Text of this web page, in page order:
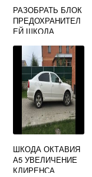
РАЗОБРАТЬ БЛОК
ПРЕДОХРАНИТЕЛ
ЕЙ ШКОДА
ШКОДА ОКТАВИЯ
А5 УВЕЛИЧЕНИЕ
КЛИРЕНСА